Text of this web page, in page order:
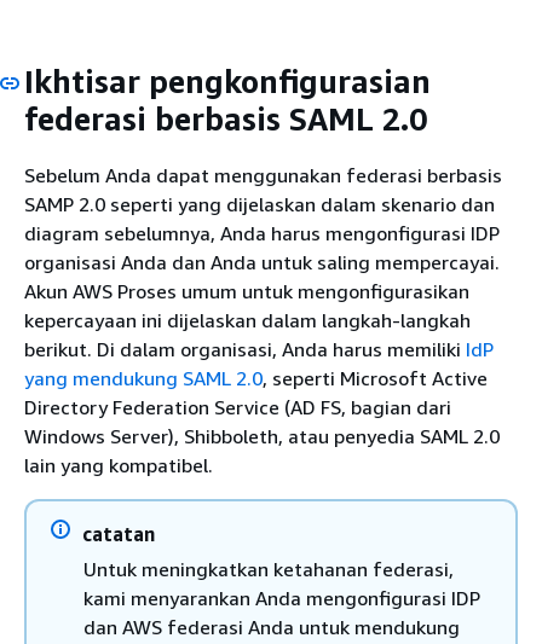
Ikhtisar pengkonfigurasian
federasi berbasis SAML 2.0
Sebelum Anda dapat menggunakan federasi berbasis
SAMP 2.0 seperti yang dijelaskan dalam skenario dan
diagram sebelumnya, Anda harus mengonfigurasi IDP
organisasi Anda dan Anda untuk saling mempercayai.
Akun AWS Proses umum untuk mengonfigurasikan
kepercayaan ini dijelaskan dalam langkah-langkah
berikut. Di dalam organisasi, Anda harus memiliki IdP
yang mendukung SAML 2.0, seperti Microsoft Active
Directory Federation Service (AD FS, bagian dari
Windows Server), Shibboleth, atau penyedia SAML 2.0
lain yang kompatibel.
catatan
Untuk meningkatkan ketahanan federasi,
kami menyarankan Anda mengonfigurasi IDP
dan AWS federasi Anda untuk mendukung